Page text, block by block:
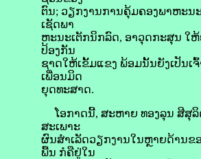
ຕົນ; ວຽກງານການຄຸ້ມຄອງພາຫະນ
ເຊັດພາ
ຫະນະເຕັກນິກລົດ, ອາວຸດກະສຸນ ໃ
ປ້ອງກັນ
ຊາດໃຫ້ເຂັ້ມແຂງ ພ້ອມນັ້ນຍັງເປັນເ
ເພື່ອນມິດ
ຍຸດທະສາດ.
ໂອກາດນີ້, ສະຫາຍ ທອງລຸນ ສີສຸລິ
ສະເພາະ
ຜົນສໍາເລັດວຽກງານໃນຫຼາຍດ້ານຂ
ພື້ນ ກໍຄືຢູ່ໃນ